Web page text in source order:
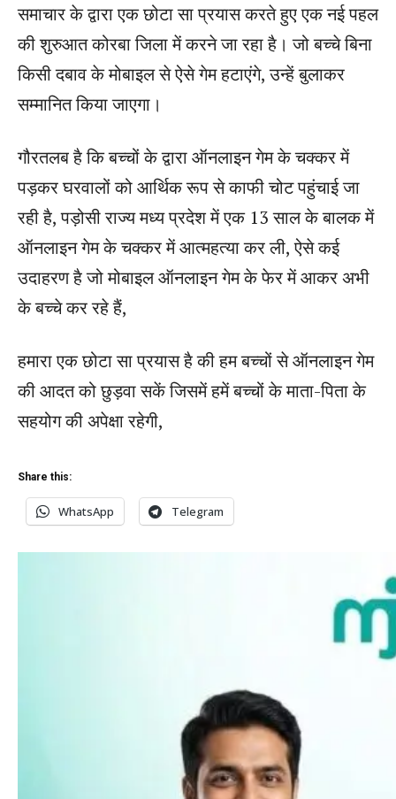
समाचार के द्वारा एक छोटा सा प्रयास करते हुए एक नई पहल
की शुरुआत कोरबा जिला में करने जा रहा है। जो बच्चे बिना
किसी दबाव के मोबाइल से ऐसे गेम हटाएंगे, उन्हें बुलाकर
सम्मानित किया जाएगा।
गौरतलब है कि बच्चों के द्वारा ऑनलाइन गेम के चक्कर में
पड़कर घरवालों को आर्थिक रूप से काफी चोट पहुंचाई जा
रही है, पड़ोसी राज्य मध्य प्रदेश में एक 13 साल के बालक में
ऑनलाइन गेम के चक्कर में आत्महत्या कर ली, ऐसे कई
उदाहरण है जो मोबाइल ऑनलाइन गेम के फेर में आकर अभी
के बच्चे कर रहे हैं,
हमारा एक छोटा सा प्रयास है की हम बच्चों से ऑनलाइन गेम
की आदत को छुड़वा सकें जिसमें हमें बच्चों के माता-पिता के
सहयोग की अपेक्षा रहेगी,
Share this:
WhatsApp Telegram